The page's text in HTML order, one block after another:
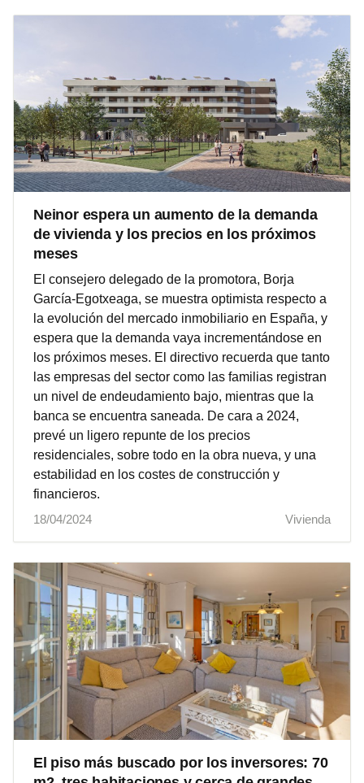
Neinor espera un aumento de la demanda
de vivienda y los precios en los próximos
meses
El consejero delegado de la promotora, Borja
García-Egotxeaga, se muestra optimista respecto a
la evolución del mercado inmobiliario en España, y
espera que la demanda vaya incrementándose en
los próximos meses. El directivo recuerda que tanto
las empresas del sector como las familias registran
un nivel de endeudamiento bajo, mientras que la
banca se encuentra saneada. De cara a 2024,
prevé un ligero repunte de los precios
residenciales, sobre todo en la obra nueva, y una
estabilidad en los costes de construcción y
financieros.
18/04/2024
Vivienda
El piso más buscado por los inversores: 70